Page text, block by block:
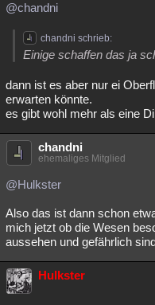
@chandni
chandni schrieb:
Einige schaffen das ja
dann ist es aber nur ei
erwarten könnte.
es gibt wohl mehr als eine
chandni
ehemaliges Mitglied
@Hulkster
Also das ist dann schon
mich jetzt ob die Wesen
aussehen und gefährlich
Hulkster